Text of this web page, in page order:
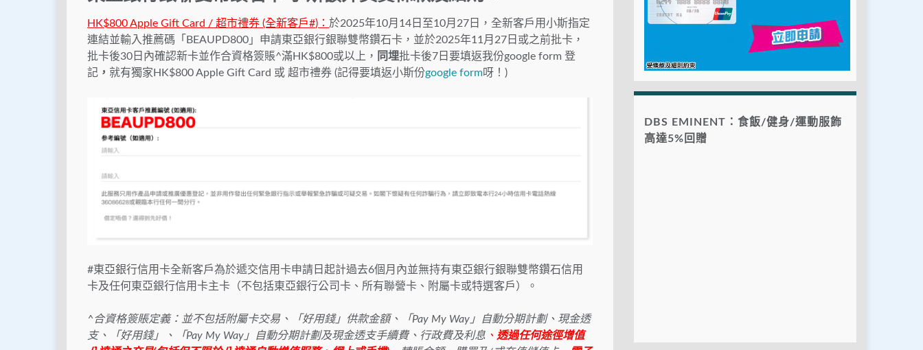
HK$800 Apple Gift Card / 超市禮券 (全新客戶#) ： 於2025年10月14日至10月27日，全新客戶用小斯指定
連結並輸入推薦碼「BEAUPD800」申請東亞銀行銀聯雙幣鑽石卡，並於2025年11月27日或之前批卡，
批卡後30日內確認新卡並作合資格簽賬^滿HK$800或以上，
同埋批卡後7日要填返我份google form 登
記 ， 就有獨家HK$800 Apple Gift Card 或 超市禮券 (記得要填返小斯份google form呀！)
#東亞銀行信用卡全新客戶為於遞交信用卡申請日起計過去6個月內並無持有東亞銀行銀聯雙幣鑽石信用
卡及任何東亞銀行信用卡主卡（不包括東亞銀行公司卡、所有聯營卡、附屬卡或特選客戶）。
^合資格簽賬定義：並不包括附屬卡交易、「好用錢」供款金額、「Pay My Way」自動分期計劃、現金透
支、「好用錢」、「Pay My Way」自動分期計劃及現金透支手續費、行政費及利息 、 透過任何途徑增值
DBS EMINENT：食飯/健身/運動服飾
高達5%回贈